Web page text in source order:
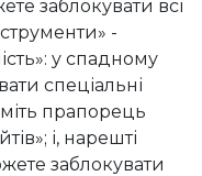
заблокувати всі
-
у спадному
спеціальні
прапорець
і, нарешті
заблокувати